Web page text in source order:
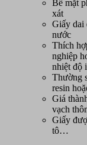
Bề mặt
xát
Giấy dai
nước
Thích
nghiệp
nhiệt độ
Thường
resin
Giá
vạch
Giấy
tô…